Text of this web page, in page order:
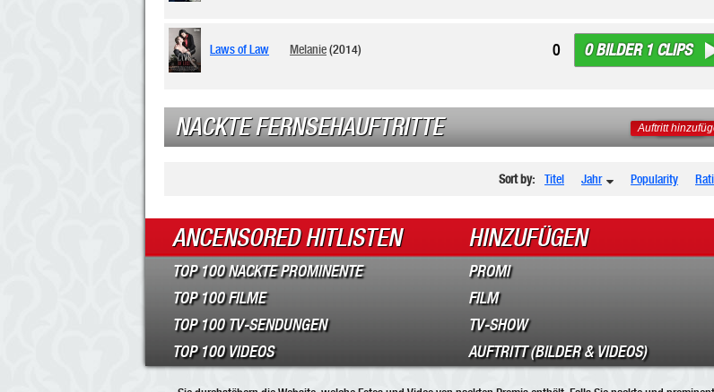
Laws of Law Melanie(2014) 0 BILDER 1 CLIPS
0
NACKTE FERNSEHAUFTRITTE Auftritt
Sort by: Titel Jahr Popularity
ANCENSORED HITLISTEN
TOP 100 NACKTE PROMINENTE
TOP 100 FILME
TOP 100 TV-SENDUNGEN
TOP 100 VIDEOS
HINZUFÜGEN
PROMI
FILM
TV-SHOW
AUFTRITT (BILDER & VIDEOS)